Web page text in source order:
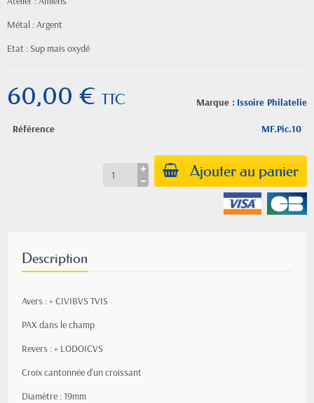
Métal : Argent
Etat : Sup mais oxydé
Marque : Issoire Philatelie
60,00 € TTC
Référence MF.Pic.10
Ajouter au panier
Description
Avers :+ CIVIBVS TVIS
PAX dans le champ
Revers :+ LODOICVS
Croix cantonnée d'un croissant
Diamètre : 19mm